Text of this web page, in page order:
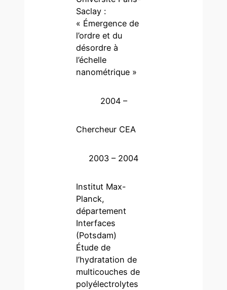
Saclay :
« Émergence de
l’ordre et du
désordre à
l’échelle
nanométrique »
2004 –
Chercheur CEA
2003 – 2004
Institut Max-
Planck,
département
Interfaces
(Potsdam)
Étude de
l’hydratation de
multicouches de
polyélectrolytes